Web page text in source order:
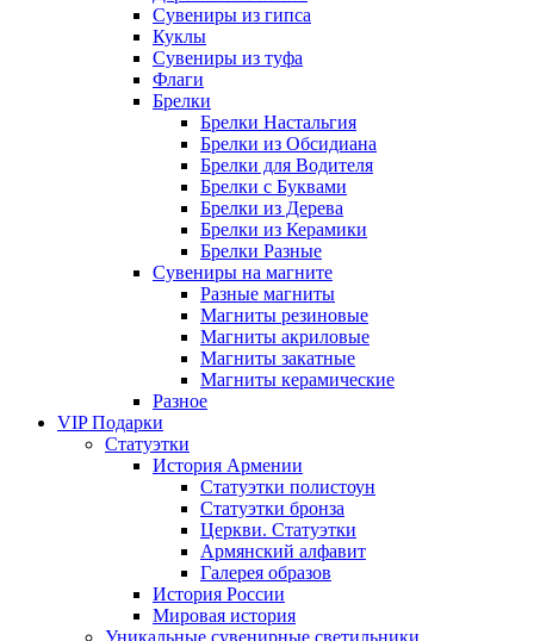
Сувениры из гипса
Куклы
Сувениры из туфа
Флаги
Брелки
Брелки Настальгия
Брелки из Обсидиана
Брелки для Водителя
Брелки с Буквами
Брелки из Дерева
Брелки из Керамики
Брелки Разные
Сувениры на магните
Разные магниты
Магниты резиновые
Магниты акриловые
Магниты закатные
Магниты керамические
Разное
VIP Подарки
Статуэтки
История Армении
Статуэтки полистоун
Статуэтки бронза
Церкви. Статуэтки
Армянский алфавит
Галерея образов
История России
Мировая история
Уникальные сувенирные светильники